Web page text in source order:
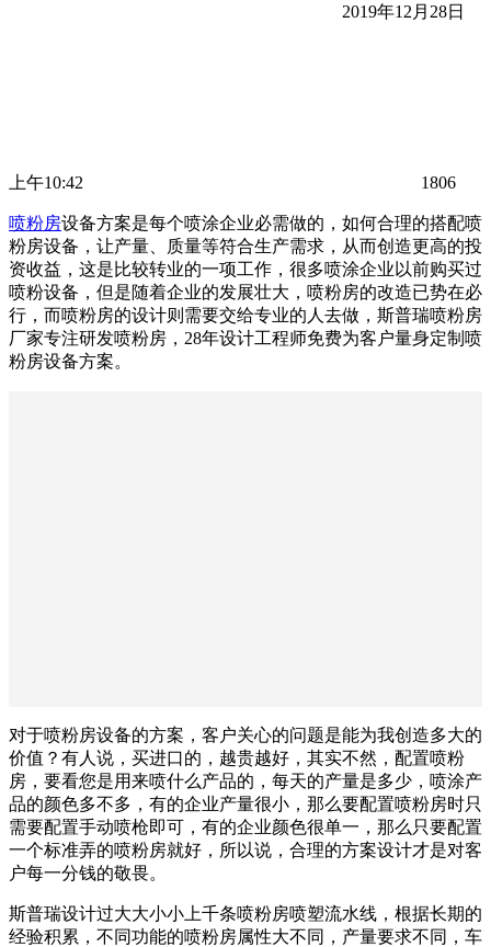
2019年12月28日
上午10:42 1806
喷粉房设备方案是每个喷涂企业必需做的，如何合理的搭配喷
粉房设备，让产量、质量等符合生产需求，从而创造更高的投
资收益，这是比较转业的一项工作，很多喷涂企业以前购买过
喷粉设备，但是随着企业的发展壮大，喷粉房的改造已势在必
行，而喷粉房的设计则需要交给专业的人去做，斯普瑞喷粉房
厂家专注研发喷粉房，28年设计工程师免费为客户量身定制喷
粉房设备方案。
对于喷粉房设备的方案，客户关心的问题是能为我创造多大的
价值？有人说，买进口的，越贵越好，其实不然，配置喷粉
房，要看您是用来喷什么产品的，每天的产量是多少，喷涂产
品的颜色多不多，有的企业产量很小，那么要配置喷粉房时只
需要配置手动喷枪即可，有的企业颜色很单一，那么只要配置
一个标准弄的喷粉房就好，所以说，合理的方案设计才是对客
户每一分钱的敬畏。
斯普瑞设计过大大小小上千条喷粉房喷塑流水线，根据长期的
经验积累，不同功能的喷粉房属性大不同，产量要求不同，车